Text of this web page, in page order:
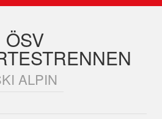
ÖSV
ALPIN